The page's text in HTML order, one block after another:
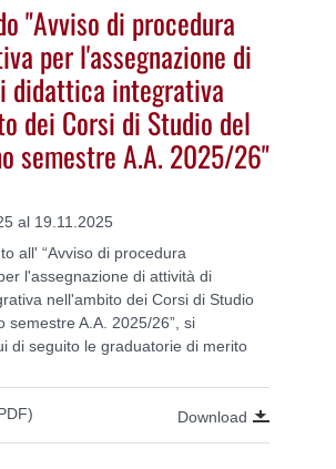
"Avviso di procedura
per l'assegnazione di
didattica integrativa
dei Corsi di Studio del
semestre A.A. 2025/26"
al 19.11.2025
all' “Avviso di procedura
l'assegnazione di attività di
nell'ambito dei Corsi di Studio
semestre A.A. 2025/26”, si
di seguito le graduatorie di merito
Download